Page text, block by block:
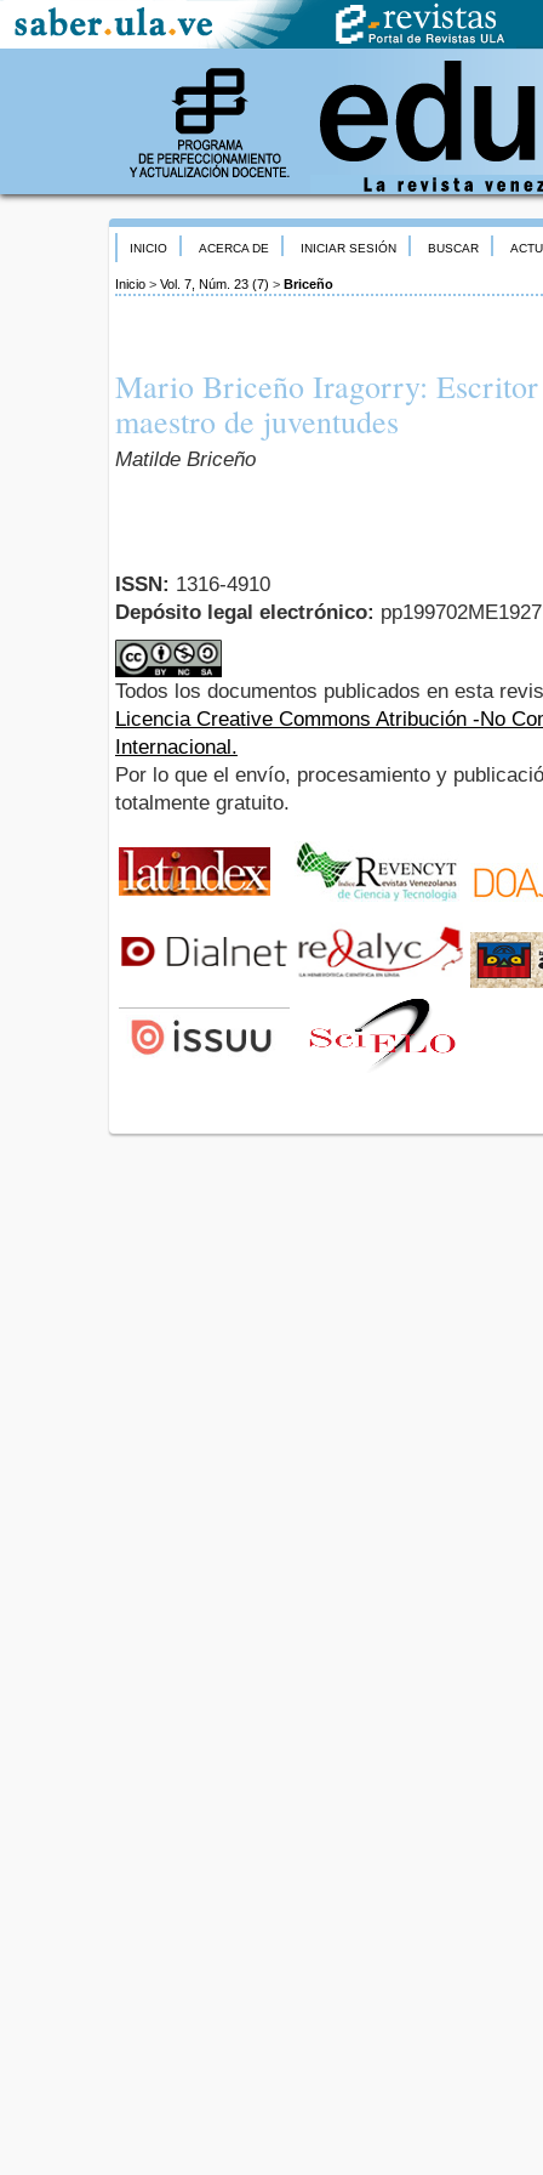
INICIO ACERCA DE INICIAR SESIÓN BUSCAR
Inicio > Vol. 7, Núm. 23 (7) > Briceño
Mario Briceño Iragorry:
maestro de juventudes
Matilde Briceño
ISSN: 1316-4910
Depósito legal electrónico:
Todos los documentos publicados en esta
Licencia Creative Commons Atribución -No
Internacional.
Por lo que el envío, procesamiento y
totalmente gratuito.